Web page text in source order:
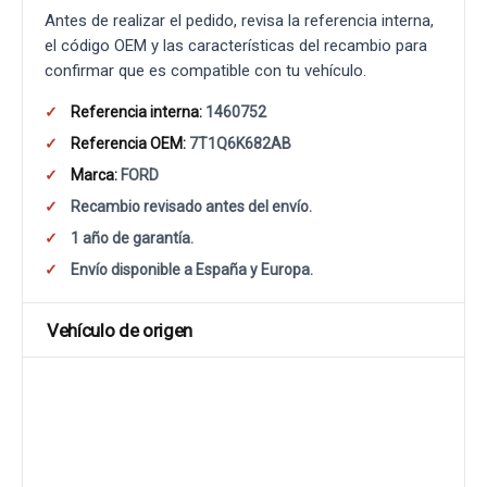
Antes de realizar el pedido, revisa la referencia interna,
el código OEM y las características del recambio para
confirmar que es compatible con tu vehículo.
Referencia interna: 1460752
Referencia OEM: 7T1Q6K682AB
Marca: FORD
Recambio revisado antes del envío.
1 año de garantía.
Envío disponible a España y Europa.
Vehículo de origen